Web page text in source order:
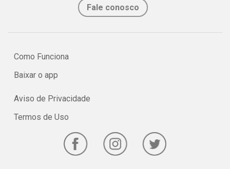
Fale conosco
Como Funciona
Baixar o app
Aviso de Privacidade
Termos de Uso